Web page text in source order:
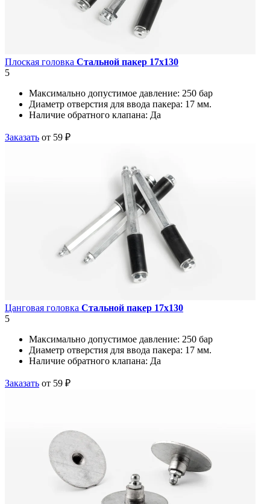
Плоская головка Стальной пакер 17х130
5
Максимально допустимое давление: 250 бар
Диаметр отверстия для ввода пакера: 17 мм.
Наличие обратного клапана: Да
Заказать от 59 ₽
Цанговая головка Стальной пакер 17х130
5
Максимально допустимое давление: 250 бар
Диаметр отверстия для ввода пакера: 17 мм.
Наличие обратного клапана: Да
Заказать от 59 ₽